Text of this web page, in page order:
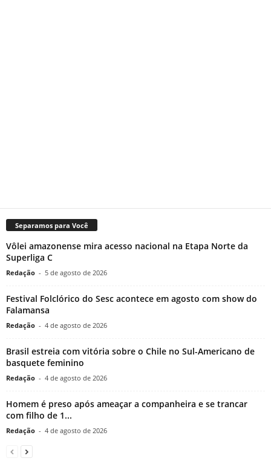
Separamos para Você
Vôlei amazonense mira acesso nacional na Etapa Norte da
Superliga C
Redação - 5 de agosto de 2026
Festival Folclórico do Sesc acontece em agosto com show do
Falamansa
Redação - 4 de agosto de 2026
Brasil estreia com vitória sobre o Chile no Sul-Americano de
basquete feminino
Redação - 4 de agosto de 2026
Homem é preso após ameaçar a companheira e se trancar
com filho de 1...
Redação - 4 de agosto de 2026